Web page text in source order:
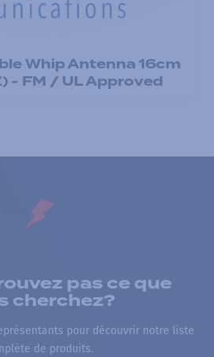
Whip Antenna 16cm
- FM / UL Approved
pas ce que
cherchez?
pour découvrir notre liste
de produits.